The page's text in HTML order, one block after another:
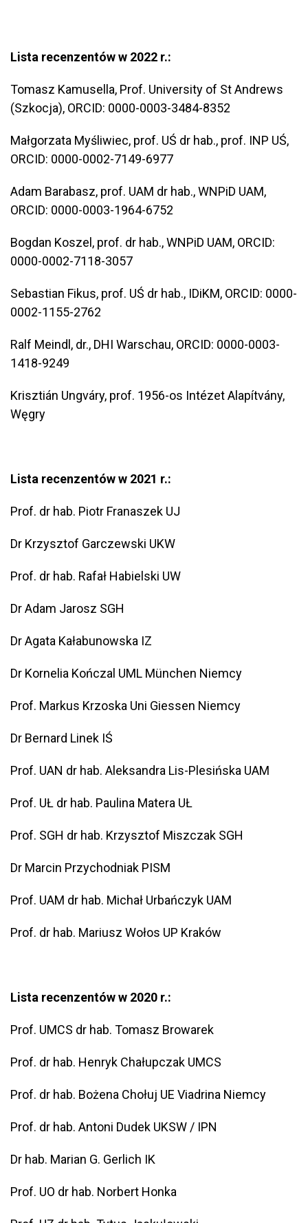
Lista recenzentów w 2022 r.:
Tomasz Kamusella, Prof. University of St Andrews
(Szkocja), ORCID: 0000-0003-3484-8352
Małgorzata Myśliwiec, prof. UŚ dr hab., prof. INP UŚ,
ORCID: 0000-0002-7149-6977
Adam Barabasz, prof. UAM dr hab., WNPiD UAM,
ORCID: 0000-0003-1964-6752
Bogdan Koszel, prof. dr hab., WNPiD UAM, ORCID:
0000-0002-7118-3057
Sebastian Fikus, prof. UŚ dr hab., IDiKM, ORCID: 0000-
0002-1155-2762
Ralf Meindl, dr., DHI Warschau, ORCID: 0000-0003-
1418-9249
Krisztián Ungváry, prof. 1956-os Intézet Alapítvány,
Węgry
Lista recenzentów w 2021 r.:
Prof. dr hab. Piotr Franaszek UJ
Dr Krzysztof Garczewski UKW
Prof. dr hab. Rafał Habielski UW
Dr Adam Jarosz SGH
Dr Agata Kałabunowska IZ
Dr Kornelia Kończal UML München Niemcy
Prof. Markus Krzoska Uni Giessen Niemcy
Dr Bernard Linek IŚ
Prof. UAN dr hab. Aleksandra Lis-Plesińska UAM
Prof. UŁ dr hab. Paulina Matera UŁ
Prof. SGH dr hab. Krzysztof Miszczak SGH
Dr Marcin Przychodniak PISM
Prof. UAM dr hab. Michał Urbańczyk UAM
Prof. dr hab. Mariusz Wołos UP Kraków
Lista recenzentów w 2020 r.:
Prof. UMCS dr hab. Tomasz Browarek
Prof. dr hab. Henryk Chałupczak UMCS
Prof. dr hab. Bożena Chołuj UE Viadrina Niemcy
Prof. dr hab. Antoni Dudek UKSW / IPN
Dr hab. Marian G. Gerlich IK
Prof. UO dr hab. Norbert Honka